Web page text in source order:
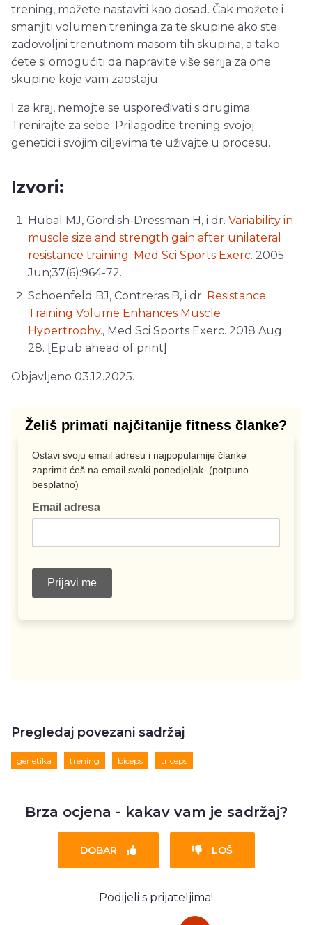
trening, možete nastaviti kao dosad. Čak možete i
smanjiti volumen treninga za te skupine ako ste
zadovoljni trenutnom masom tih skupina, a tako
ćete si omogućiti da napravite više serija za one
skupine koje vam zaostaju.
I za kraj, nemojte se uspoređivati s drugima.
Trenirajte za sebe. Prilagodite trening svojoj
genetici i svojim ciljevima te uživajte u procesu.
Izvori:
Hubal MJ, Gordish-Dressman H, i dr. Variability in
muscle size and strength gain after unilateral
resistance training. Med Sci Sports Exerc. 2005
Jun;37(6):964-72.
Schoenfeld BJ, Contreras B, i dr. Resistance
Training Volume Enhances Muscle
Hypertrophy., Med Sci Sports Exerc. 2018 Aug
28. [Epub ahead of print]
Objavljeno 03.12.2025.
Pregledaj povezani sadržaj
genetika trening biceps triceps
Brza ocjena - kakav vam je sadržaj?
DOBAR LOŠ
Podijeli s prijateljima!